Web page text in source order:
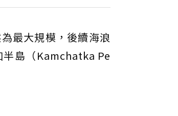
最大規模，後續海浪
半島（Kamchatka Pe